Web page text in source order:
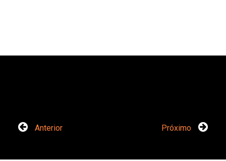
Anterior Próximo